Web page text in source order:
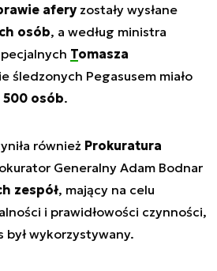
aferyzostały wysłane
osób, a według ministra
Tomasza
śledzonych Pegasusem miało
500 osób.
również Prokuratura
Generalny Adam Bodnar
zespół, mający na celu
i prawidłowości czynności,
był wykorzystywany.